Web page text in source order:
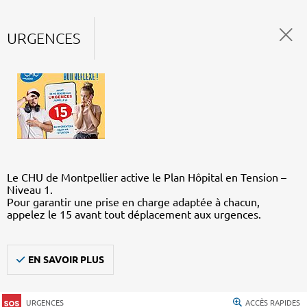
URGENCES
Le CHU de Montpellier active le Plan Hôpital en Tension –
Niveau 1.
Pour garantir une prise en charge adaptée à chacun,
appelez le 15 avant tout déplacement aux urgences.
EN SAVOIR PLUS
URGENCES ACCÈS RAPIDES